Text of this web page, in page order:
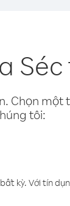
Chọn
tôi:
kỳ. Với tín